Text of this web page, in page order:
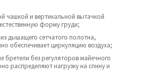
чашкой и вертикальной вытачкой
форму груди;
дышащего сетчатого полотна,
обеспечивает циркуляцию воздуха;
бретели без регуляторов майечного
распределяют нагрузку на спину и